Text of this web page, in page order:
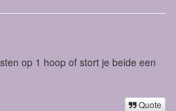
op 1 hoop of stort je beide een
Quote